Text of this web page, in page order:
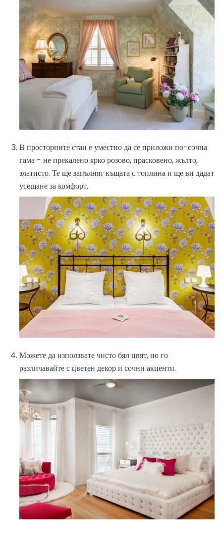
В просторните стаи е уместно да се приложи по-сочна
гама - не прекалено ярко розово, прасковено, жълто,
златисто. Те ще запълнят къщата с топлина и ще ви дадат
усещане за комфорт.
Можете да използвате чисто бял цвят, но го
различавайте с цветен декор и сочни акценти.